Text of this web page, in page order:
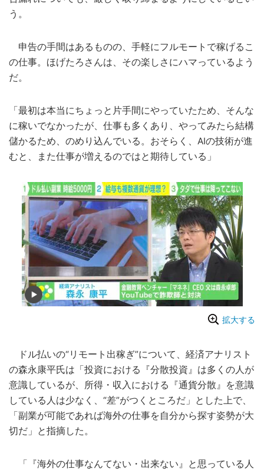
う。
申告の手間はあるものの、手軽にフルモートで稼げるこ
の仕事。ほげたろさんは、その楽しさにハマっているよう
だ。
「最初は本当にちょっと片手間にやっていたため、そんな
に稼いでなかったが、仕事も多くあり、やってみたら結構
儲かるため、のめり込んでいる。おそらく、AIの技術が進
むと、また仕事が増えるのではと期待している」
拡大する
ドル払いの“リモート出稼ぎ”について、経済アナリスト
の森永康平氏は「投資における『分散投資』は多くの人が
意識しているが、所得・収入における『通貨分散』を意識
している人は少なく、“差”がつくところだ」とした上で、
「副業が可能であれば海外の仕事を自分から探す姿勢が大
切だ」と指摘した。
「『海外の仕事なんてない・出来ない』と思っている人